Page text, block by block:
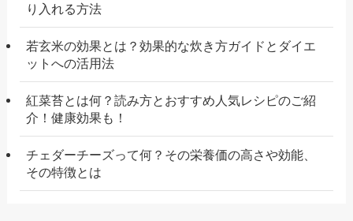
り入れる方法
若玄米の効果とは？効果的な炊き方ガイドとダイエ
ットへの活用法
紅菜苔とは何？読み方とおすすめ人気レシピのご紹
介！健康効果も！
チェダーチーズって何？その栄養価の高さや効能、
その特徴とは